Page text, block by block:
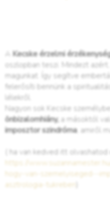
Kecske érzelmi
oszlopban teszi. Mindezt
magunkat. Így segítve
felerősíti bennünk a
lélekről.
Nagyon sok Kecske
önbizalomhiány, a másoktól
imposztor szindróma, amiről
( ha van kedved itt olvashatod
https://
hogy-van-szemelyiseged--
asztrologia-tukreben